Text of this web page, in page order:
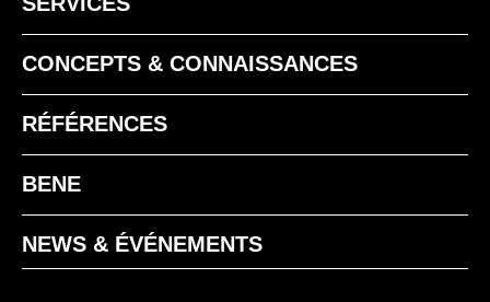
CONCEPTS & CONNAISSANCES
RÉFÉRENCES
BENE
NEWS & ÉVÉNEMENTS